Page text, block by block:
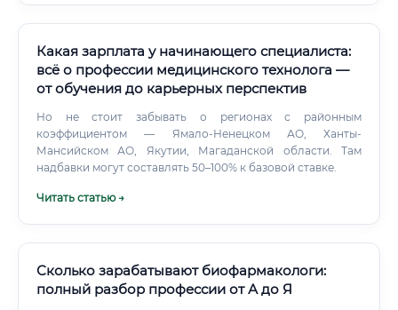
Какая зарплата у начинающего специалиста:
всё о профессии медицинского технолога —
от обучения до карьерных перспектив
Но не стоит забывать о регионах с районным
коэффициентом — Ямало-Ненецком АО, Ханты-
Мансийском АО, Якутии, Магаданской области. Там
надбавки могут составлять 50–100% к базовой ставке.
Читать статью →
Сколько зарабатывают биофармакологи:
полный разбор профессии от А до Я